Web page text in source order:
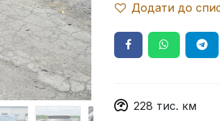
Додати до
228 тис. км